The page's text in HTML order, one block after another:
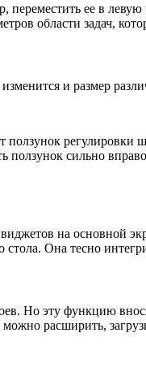
переместить ее в
области задач,
и размер
ползунок
сильно
на основной
Она тесно
Но эту функцию
расширить,